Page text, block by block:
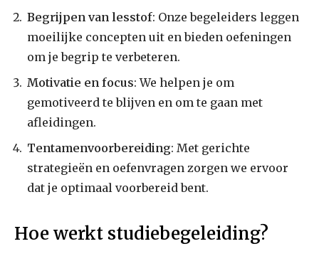
Begrijpen van lesstof: Onze begeleiders leggen
moeilijke concepten uit en bieden oefeningen
om je begrip te verbeteren.
Motivatie en focus: We helpen je om
gemotiveerd te blijven en om te gaan met
afleidingen.
Tentamenvoorbereiding: Met gerichte
strategieën en oefenvragen zorgen we ervoor
dat je optimaal voorbereid bent.
Hoe werkt studiebegeleiding?